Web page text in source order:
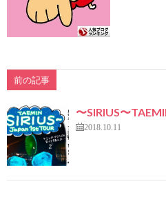
前の記事
〜SIRIUS〜
2018.10.11